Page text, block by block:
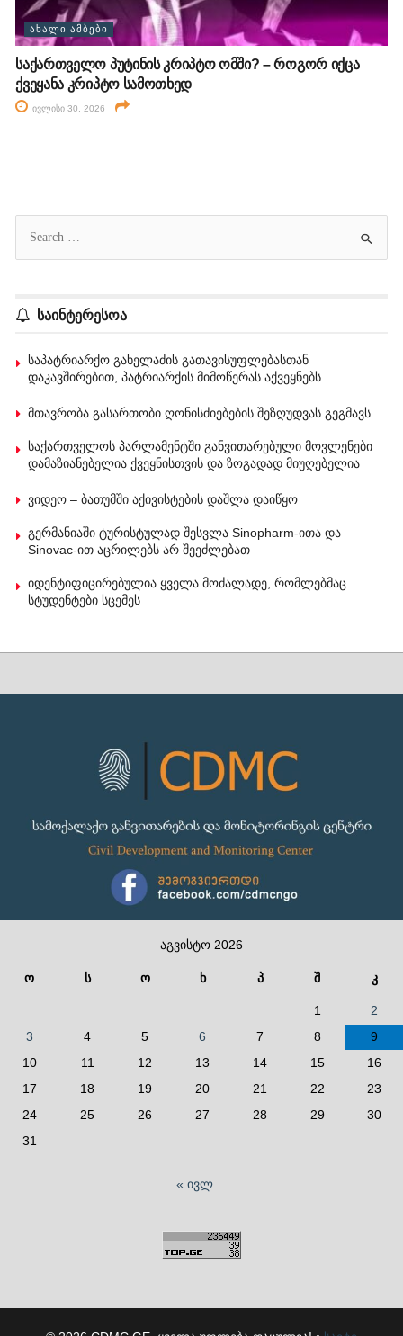
ᲐᲮᲐᲚᲘ ᲐᲛᲑᲔᲑᲘ
საქართველო პუტინის კრიპტო ომში? – როგორ იქცა
ქვეყანა კრიპტო სამოთხედ
ივლისი 30, 2026
საინტერესოა
საპატრიარქო გახელაძის გათავისუფლებასთან
დაკავშირებით, პატრიარქის მიმოწერას აქვეყნებს
მთავრობა გასართობი ღონისძიებების შეზღუდვას გეგმავს
საქართველოს პარლამენტში განვითარებული მოვლენები
დამაზიანებელია ქვეყნისთვის და ზოგადად მიუღებელია
ვიდეო – ბათუმში აქივისტების დაშლა დაიწყო
გერმანიაში ტურისტულად შესვლა Sinopharm-ითა და
Sinovac-ით აცრილებს არ შეეძლებათ
იდენტიფიცირებულია ყველა მოძალადე, რომლებმაც
სტუდენტები სცემეს
აგვისტო 2026
ო ს ო ხ პ შ კ
1
2
3
4 5 6 7 8
9
10
11 12 13 14 15
16
17
18 19 20 21 22
23
24
25 26 27 28 29
30
31
« ივლ